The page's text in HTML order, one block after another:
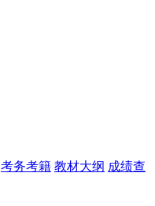
考务考籍 教材大纲 成绩查